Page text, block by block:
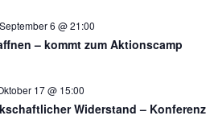
September 6 @ 21:00
– kommt zum Aktionscamp
17 @ 15:00
Widerstand – Konferenz